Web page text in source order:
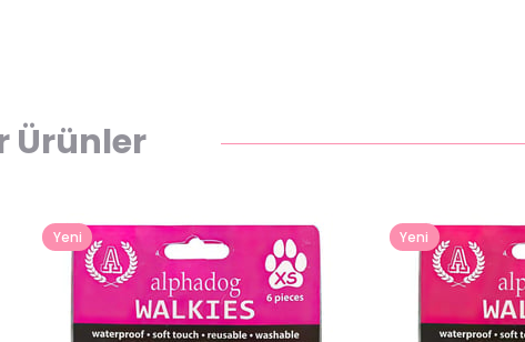
Ürünler
Yeni
Yeni